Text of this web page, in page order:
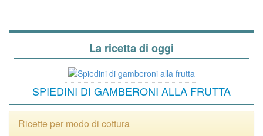
La ricetta di oggi
SPIEDINI DI GAMBERONI ALLA FRUTTA
Ricette per modo di cottura